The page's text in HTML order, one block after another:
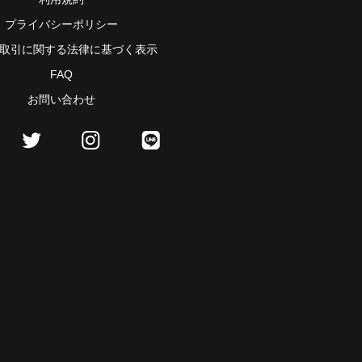
プライバシーポリシー
引に関する法律に基づく表示
FAQ
お問い合わせ